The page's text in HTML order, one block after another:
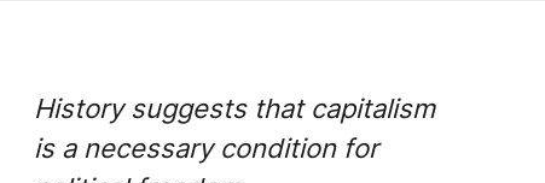
History suggests that capitalism
is a necessary condition for